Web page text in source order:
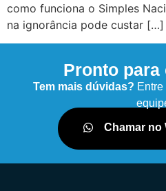
como funciona o Simples
na ignorância pode custar […]
Pronto para
Tem mais dúvidas?
Chamar no